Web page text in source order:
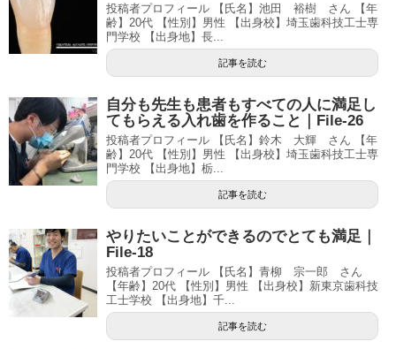
投稿者プロフィール 【氏名】池田 裕樹 さん 【年
齢】20代 【性別】男性 【出身校】埼玉歯科技工士専
門学校 【出身地】長...
記事を読む
自分も先生も患者もすべての人に満足し
てもらえる入れ歯を作ること｜File-26
投稿者プロフィール 【氏名】鈴木 大輝 さん 【年
齢】20代 【性別】男性 【出身校】埼玉歯科技工士専
門学校 【出身地】栃...
記事を読む
やりたいことができるのでとても満足｜
File-18
投稿者プロフィール 【氏名】青柳 宗一郎 さん
【年齢】20代 【性別】男性 【出身校】新東京歯科技
工士学校 【出身地】千...
記事を読む